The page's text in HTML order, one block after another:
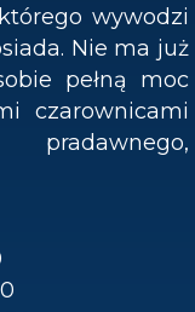
wywodzi
Nie ma już
pełną moc
czarownicami